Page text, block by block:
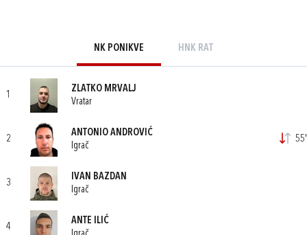
NK PONIKVE HNK RAT
1
ZLATKO MRVALJ
Vratar
2
ANTONIO ANDROVIĆ
Igrač
55'
3
IVAN BAZDAN
Igrač
4
ANTE ILIĆ